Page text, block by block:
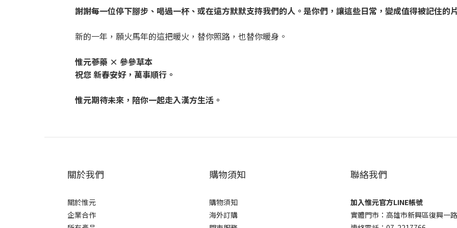
謝謝每一位停下腳步、喝過一杯、或在遠方默默支持我們的人。是你們，讓這些日常，變成值得被記住的
新的一年，願火馬年的這把暖火，替你照路，也替你暖身。
惟元蔘藥 × 參參草本
祝您 新春安好，萬事順行。
惟元期待未來，陪你一起走入漢方生活。
關於我們
關於惟元
企業合作
購物須知
購物須知
海外訂購
聯絡我們
加入惟元官方LINE帳號
實體門市：高雄市新興區復興一